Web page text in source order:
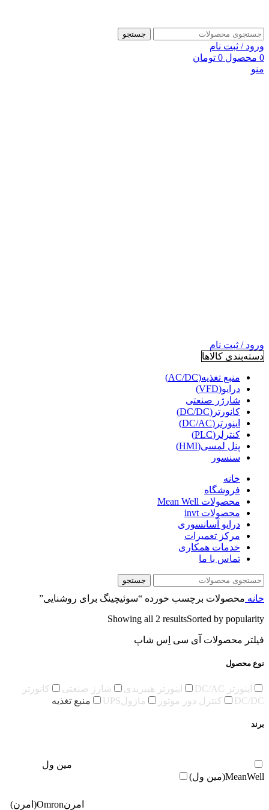
جستجو
ورود / ثبت نام
0 محصول 0 تومان
منو
ورود / ثبت نام
دسته‌بندی کالاها
منبع تغذیه(AC/DC)
درایو(VFD)
شارژر صنعتی
کانورتر(DC/DC)
اینورتر(DC/AC)
کنترلر(PLC)
پنل لمسی(HMI)
سنسور
خانه
فروشگاه
محصولات Mean Well
محصولات invt
درایو آسانسوری
مرکز تعمیرات
خدمات همکاری
تماس با ما
جستجو
خانه محصولات برچسب خورده “سوئیچینگ برای روشنایی”
Showing all 2 resultsSorted by popularity
فیلتر محصولات آی سی اِس شاپ
نوع محصول
اینورتر DC/AC اینورتر هیبریدی شارژ صنعتی
کانورتر
DC/DC
کنترل دور موتور ماژولUPS منبع تغذیه
برند
مین ول
MeanWell(مین ول)
امرنOmron(امرن)